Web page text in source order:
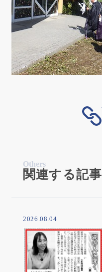
Others
関連する記事
2026.08.04